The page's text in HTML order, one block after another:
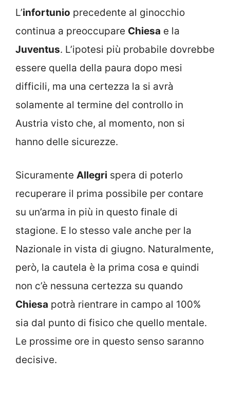
L’infortunio precedente al ginocchio
continua a preoccupare Chiesa e la
Juventus. L’ipotesi più probabile dovrebbe
essere quella della paura dopo mesi
difficili, ma una certezza la si avrà
solamente al termine del controllo in
Austria visto che, al momento, non si
hanno delle sicurezze.
Sicuramente Allegri spera di poterlo
recuperare il prima possibile per contare
su un’arma in più in questo finale di
stagione. E lo stesso vale anche per la
Nazionale in vista di giugno. Naturalmente,
però, la cautela è la prima cosa e quindi
non c’è nessuna certezza su quando
Chiesa potrà rientrare in campo al 100%
sia dal punto di fisico che quello mentale.
Le prossime ore in questo senso saranno
decisive.